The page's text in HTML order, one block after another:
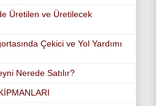
Üretilen ve Üretilecek
Çekici ve Yol Yardımı
Nerede Satılır?